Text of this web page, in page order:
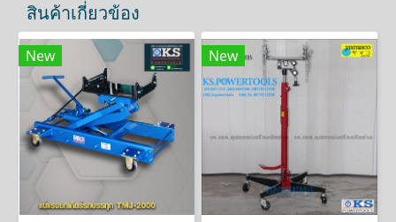
สินค้าเกี่ยวข้อง
New New